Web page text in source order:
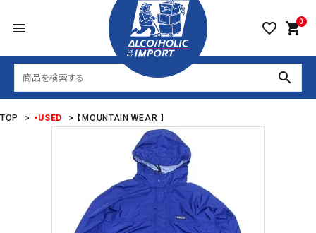
menu favorite_border 0
shopping_cart
search
TOP > ・USED > 【MOUNTAIN WEAR 】